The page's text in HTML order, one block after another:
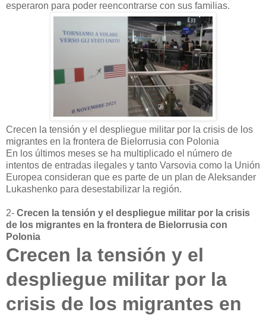
esperaron para poder reencontrarse con sus familias.
Crecen la tensión y el despliegue militar por la crisis de los
migrantes en la frontera de Bielorrusia con Polonia
En los últimos meses se ha multiplicado el número de
intentos de entradas ilegales y tanto Varsovia como la Unión
Europea consideran que es parte de un plan de Aleksander
Lukashenko para desestabilizar la región.
2- Crecen la tensión y el despliegue militar por la crisis
de los migrantes en la frontera de Bielorrusia con
Polonia
Crecen la tensión y el
despliegue militar por la
crisis de los migrantes en